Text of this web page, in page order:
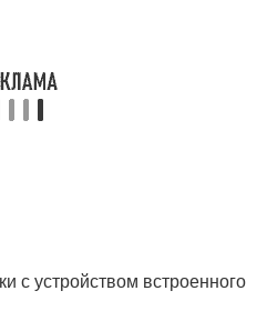
с устройством встроенного